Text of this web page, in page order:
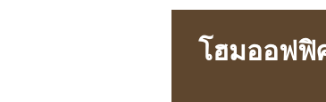
โฮมออฟฟิ